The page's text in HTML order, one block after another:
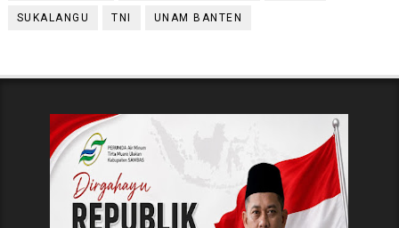
SUKALANGU TNI UNAM BANTEN